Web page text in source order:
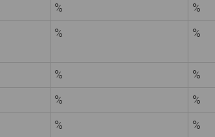
%
%
% %
%
%
%
%
% %